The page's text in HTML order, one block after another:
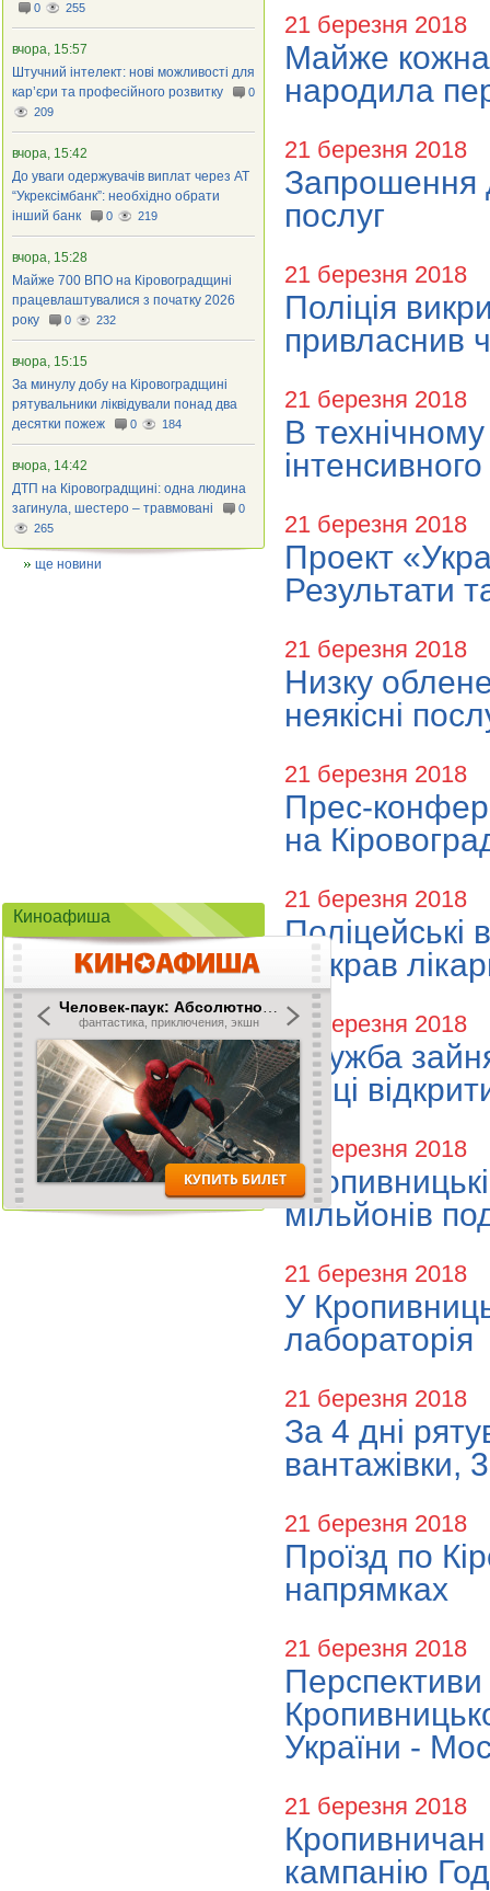
21 березня 2018
Майже кожна
народила
21 березня 2018
Запрошення
послуг
21 березня 2018
Поліція
привласнив
21 березня 2018
В
21 березня 2018
Проект
Результати
21 березня 2018
Низку
неякісні
21 березня 2018
Прес-
на
21 березня 2018
Поліцейські
обікрав
21 березня 2018
Служба
жінці
21 березня 2018
мільйонів
21 березня 2018
У
лабораторія
21 березня 2018
За 4 дні
вантажівки,
21 березня 2018
Проїзд по
напрямках
21 березня 2018
України -
21 березня 2018
кампанію
0 255
вчора, 15:57
Штучний інтелект: нові можливості для
кар’єри та професійного розвитку
0
209
вчора, 15:42
До уваги одержувачів виплат через АТ
“Укрексімбанк”: необхідно обрати
інший банк
0 219
вчора, 15:28
Майже 700 ВПО на Кіровоградщині
працевлаштувалися з початку 2026
року
0 232
вчора, 15:15
За минулу добу на Кіровоградщині
рятувальники ліквідували понад два
десятки пожеж
0 184
вчора, 14:42
ДТП на Кіровоградщині: одна людина
загинула, шестеро – травмовані
0
265
ще новини
Киноафиша